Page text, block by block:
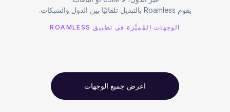
يقوم Roamless بالتبديل تلقائيًا بين الدول والشبكات.
الوجهات المُميَّزة في تطبيق ROAMLESS
اعرض جميع الوجهات